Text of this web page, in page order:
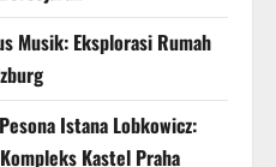
Musik: Eksplorasi Rumah
Istana Lobkowicz:
Kastel Praha